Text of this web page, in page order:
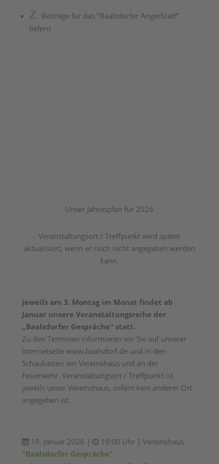
Z
Beiträge für das "Baalsdorfer Angerblatt“
liefern
Unser Jahresplan für 2026
Veranstaltungsort / Treffpunkt wird später
aktualisiert, wenn er noch nicht angegeben werden
kann.
Jeweils am 3. Montag im Monat findet ab
Januar unsere Veranstaltungsreihe der
„Baalsdorfer Gespräche“ statt.
Zu den Terminen informieren wir Sie auf unserer
Internetseite www.baalsdorf.de und in den
Schaukästen am Vereinshaus und an der
Feuerwehr. Veranstaltungsort / Treffpunkt ist
jeweils unser Vereinshaus, sofern kein anderer Ort
angegeben ist.
19. Januar 2026 |
19:00 Uhr | Vereinshaus
"Baalsdorfer Gespräche"